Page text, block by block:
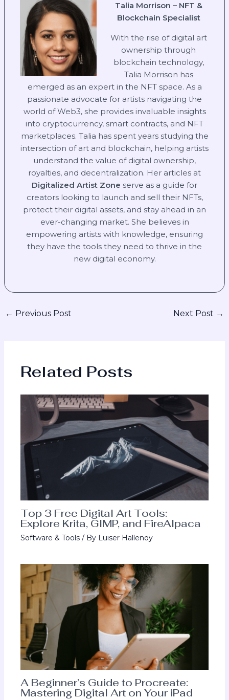
Talia Morrison – NFT &
Blockchain Specialist
With the rise of digital art
ownership through
blockchain technology,
Talia Morrison has
emerged as an expert in the NFT space. As a
passionate advocate for artists navigating the
world of Web3, she provides invaluable insights
into cryptocurrency, smart contracts, and NFT
marketplaces. Talia has spent years studying the
intersection of art and blockchain, helping artists
understand the value of digital ownership,
royalties, and decentralization. Her articles at
Digitalized Artist Zone serve as a guide for
creators looking to launch and sell their NFTs,
protect their digital assets, and stay ahead in an
ever-changing market. She believes in
empowering artists with knowledge, ensuring
they have the tools they need to thrive in the
new digital economy.
← Previous Post Next Post →
Related Posts
Top 3 Free Digital Art Tools:
Explore Krita, GIMP, and FireAlpaca
Software & Tools / By Luiser Hallenoy
A Beginner’s Guide to Procreate:
Mastering Digital Art on Your iPad